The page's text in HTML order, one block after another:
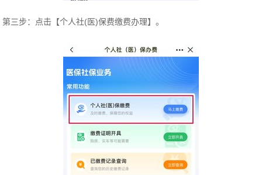
第三步：点击【个人社(医)保费缴费办理】。